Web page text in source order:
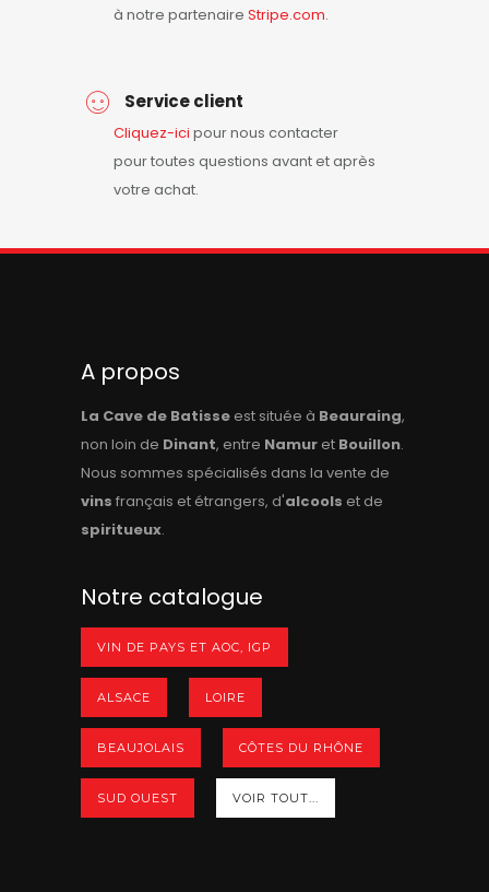
à notre partenaire Stripe.com.
Service client
Cliquez-ici pour nous contacter
pour toutes questions avant et après
votre achat.
A propos
La Cave de Batisse est située à Beauraing,
non loin de Dinant, entre Namur et Bouillon.
Nous sommes spécialisés dans la vente de
vins français et étrangers, d'alcools et de
spiritueux.
Notre catalogue
VIN DE PAYS ET AOC, IGP
ALSACE LOIRE
BEAUJOLAIS CÔTES DU RHÔNE
SUD OUEST VOIR TOUT...